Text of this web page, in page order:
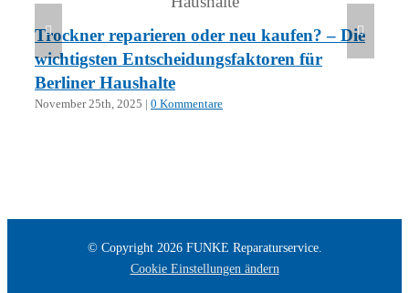
Trockner reparieren oder neu kaufen? – Die
wichtigsten Entscheidungsfaktoren für
Berliner Haushalte
November 25th, 2025 | 0 Kommentare
© Copyright 2026FUNKE Reparaturservice.
Cookie Einstellungen ändern